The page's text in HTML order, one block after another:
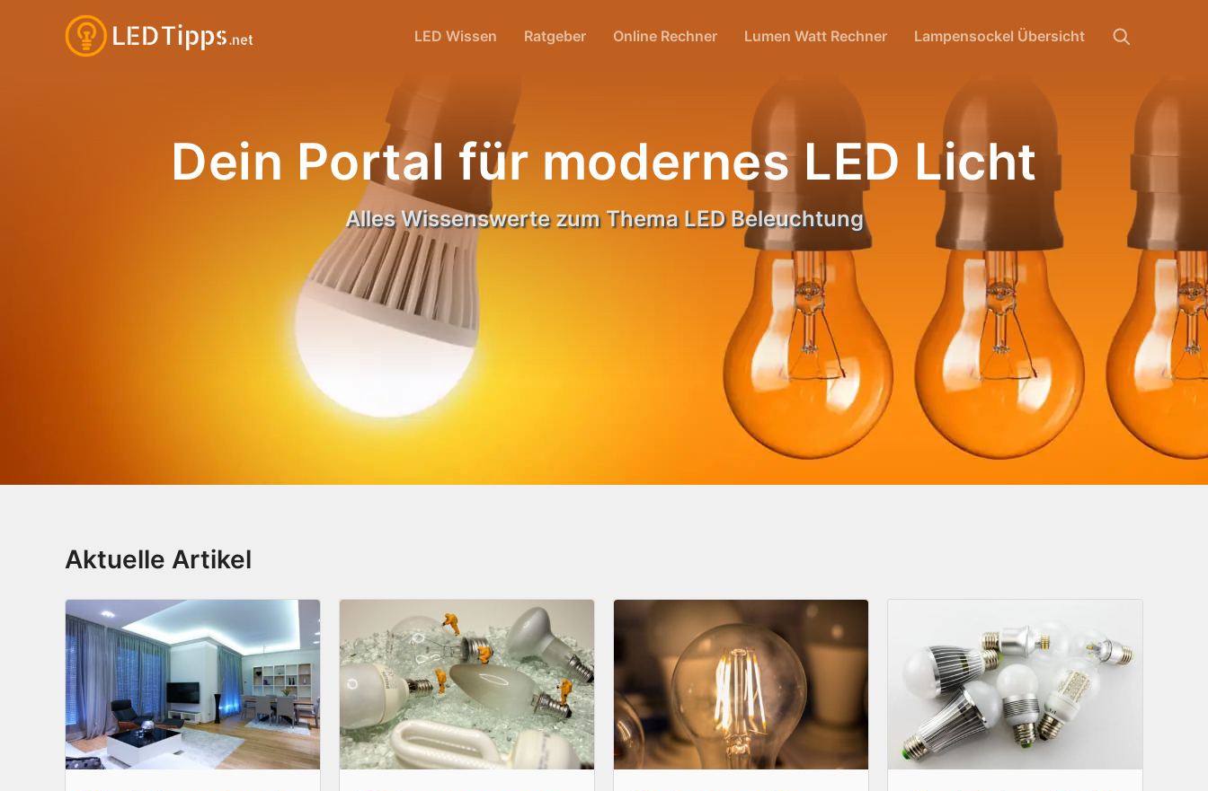
LED Wissen Ratgeber Online Rechner Lumen Watt Rechner Lampensockel Übersicht
Dein Portal für modernes LED Licht
Alles Wissenswerte zum Thema LED Beleuchtung
Aktuelle Artikel